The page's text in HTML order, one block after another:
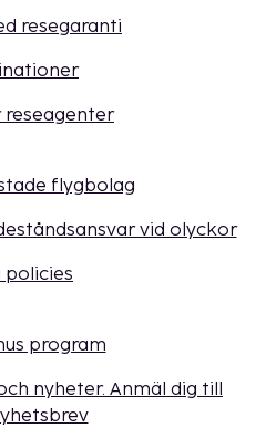
resegaranti
reseagenter
flygbolag
vid olyckor
policies
program
nyheter. Anmäl dig till